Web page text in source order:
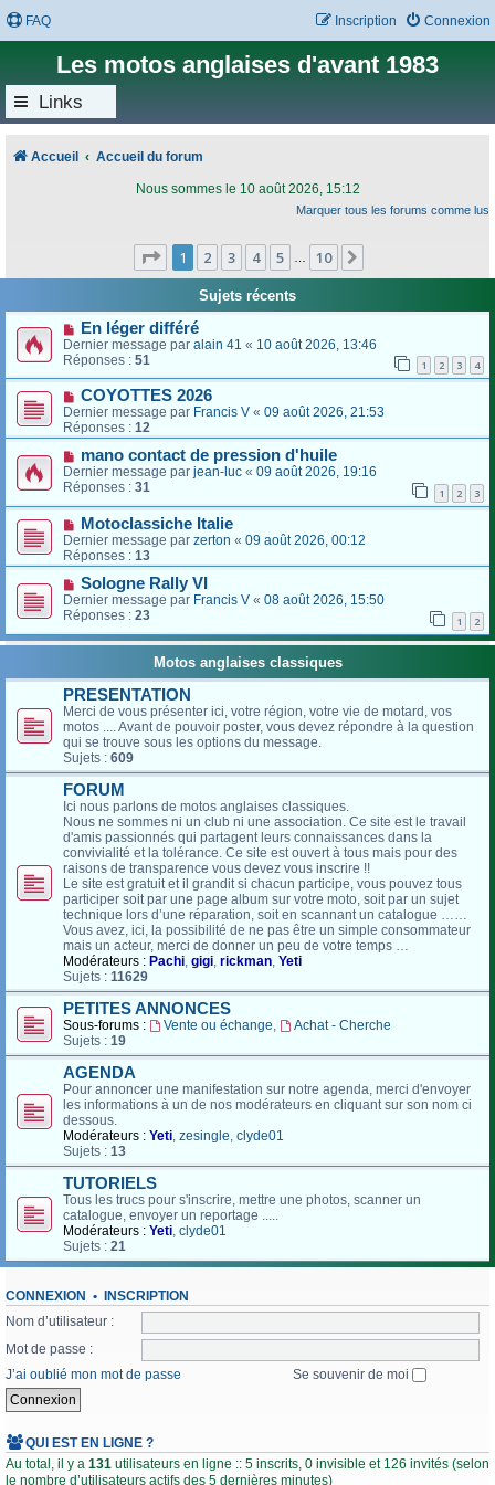
FAQ Connexion
Inscription
Les motos anglaises d'avant 1983
Links
Accueil Accueil du forum
Nous sommes le 10 août 2026, 15:12
Marquer tous les forums comme lus
Page 1sur
1 2 3 4 5 10
Sujets récents
En léger différé
Dernier message par alain 41 « 10 août 2026, 13:46
Réponses : 51 1 2 3 4
COYOTTES 2026
Dernier message par Francis V « 09 août 2026, 21:53
Réponses : 12
mano contact de pression d'huile
Dernier message par jean-luc « 09 août 2026, 19:16
Réponses : 31 1 2 3
Motoclassiche Italie
Dernier message par zerton « 09 août 2026, 00:12
Réponses : 13
Sologne Rally VI
Dernier message par Francis V « 08 août 2026, 15:50
Réponses : 23 1 2
Motos anglaises classiques
PRESENTATION
Merci de vous présenter ici, votre région, votre vie de motard, vos
motos .... Avant de pouvoir poster, vous devez répondre à la question
qui se trouve sous les options du message.
Sujets : 609
FORUM
Ici nous parlons de motos anglaises classiques.
Nous ne sommes ni un club ni une association. Ce site est le travail
d'amis passionnés qui partagent leurs connaissances dans la
convivialité et la tolérance. Ce site est ouvert à tous mais pour des
raisons de transparence vous devez vous inscrire !!
Le site est gratuit et il grandit si chacun participe, vous pouvez tous
participer soit par une page album sur votre moto, soit par un sujet
technique lors d’une réparation, soit en scannant un catalogue ……
Vous avez, ici, la possibilité de ne pas être un simple consommateur
mais un acteur, merci de donner un peu de votre temps …
Modérateurs : Pachi, gigi, rickman, Yeti
Sujets : 11629
PETITES ANNONCES
Sous-forums : Vente ou échange,
Achat - Cherche
Sujets : 19
AGENDA
Pour annoncer une manifestation sur notre agenda, merci d'envoyer
les informations à un de nos modérateurs en cliquant sur son nom ci
dessous.
Modérateurs : Yeti, zesingle, clyde01
Sujets : 13
TUTORIELS
Tous les trucs pour s'inscrire, mettre une photos, scanner un
catalogue, envoyer un reportage .....
Modérateurs : Yeti, clyde01
Sujets : 21
CONNEXION • INSCRIPTION
Nom d’utilisateur :
Mot de passe :
J’ai oublié mon mot de passe
Se souvenir de moi
QUI EST EN LIGNE ?
Au total, il y a 131 utilisateurs en ligne :: 5 inscrits, 0 invisible et 126 invités (selon
le nombre d’utilisateurs actifs des 5 dernières minutes)